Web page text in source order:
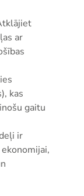
ar
kas
gaitu
ir